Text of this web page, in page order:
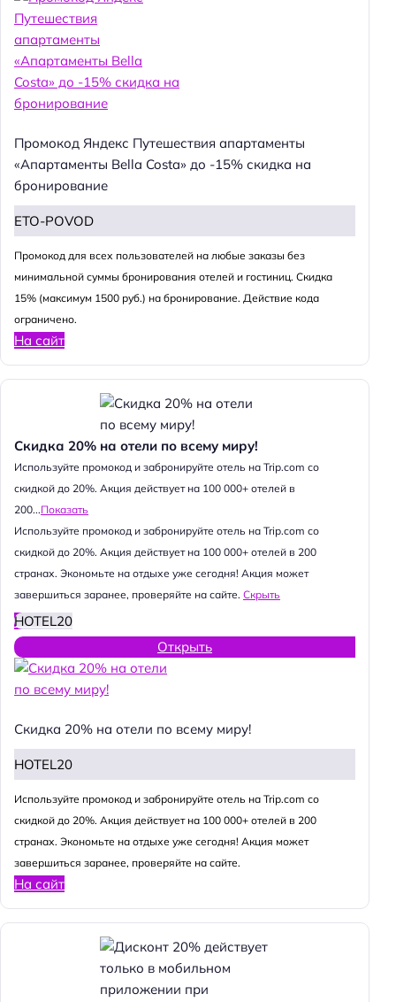
Промокод Яндекс Путешествия апартаменты
«Апартаменты Bella Costa» до -15% скидка на
бронирование
ETO-POVOD
Промокод для всех пользователей на любые заказы без
минимальной суммы бронирования отелей и гостиниц. Скидка
15% (максимум 1500 руб.) на бронирование. Действие кода
ограничено.
На сайт
Скидка 20% на отели по всему миру!
Используйте промокод и забронируйте отель на Trip.com со
скидкой до 20%. Акция действует на 100 000+ отелей в
200...Показать
Используйте промокод и забронируйте отель на Trip.com со
скидкой до 20%. Акция действует на 100 000+ отелей в 200
странах. Экономьте на отдыхе уже сегодня! Акция может
завершиться заранее, проверяйте на сайте. Скрыть
HOTEL20
Открыть
Скидка 20% на отели по всему миру!
HOTEL20
Используйте промокод и забронируйте отель на Trip.com со
скидкой до 20%. Акция действует на 100 000+ отелей в 200
странах. Экономьте на отдыхе уже сегодня! Акция может
завершиться заранее, проверяйте на сайте.
На сайт